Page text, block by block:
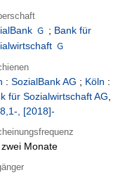
; Bank für
: SozialBank AG ; Köln :
für Sozialwirtschaft AG,
, [2018]-
Monate